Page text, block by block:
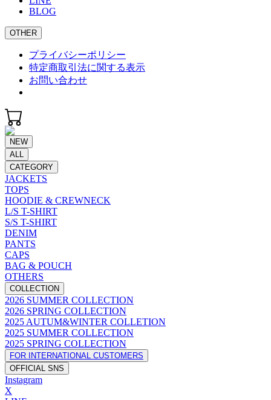
BLOG
OTHER
プライバシーポリシー
特定商取引法に関する表示
お問い合わせ
NEW
ALL
CATEGORY
JACKETS
TOPS
HOODIE & CREWNECK
L/S T-SHIRT
S/S T-SHIRT
DENIM
PANTS
CAPS
BAG & POUCH
OTHERS
COLLECTION
2026 SUMMER COLLECTION
2026 SPRING COLLECTION
2025 AUTUM&WINTER COLLETION
2025 SUMMER COLLECTION
2025 SPRING COLLECTION
FOR INTERNATIONAL CUSTOMERS
OFFICIAL SNS
Instagram
X